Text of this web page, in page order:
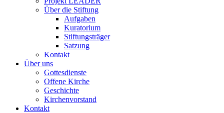
Über die Stiftung
Aufgaben
Kuratorium
Stiftungsträger
Satzung
Kontakt
Über uns
Gottesdienste
Offene Kirche
Geschichte
Kirchenvorstand
Kontakt